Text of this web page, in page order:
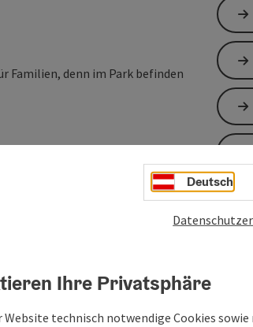
Familien, denn im Park befinden
Deutsch
Ihre Privatsphäre
Website technisch notwendige Cookies